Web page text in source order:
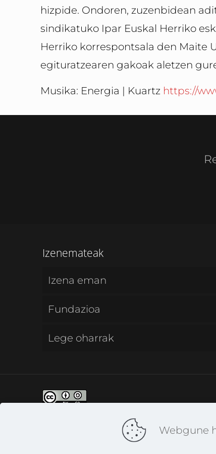
hizpide. Ondoren, zuzenbidean
sindikatuko Ipar Euskal Herriko
Herriko korrespontsala den Maite
egituratzearen gakoak aletzen
Musika: Energia | Kuartz https://
Izenemateak
Izena eman
Fundazioa
Lege oharrak
CC - Creative Commons | Aitortu-
Webgune